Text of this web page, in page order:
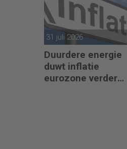
31 juli 2026
Duurdere energie
duwt inflatie
eurozone verder